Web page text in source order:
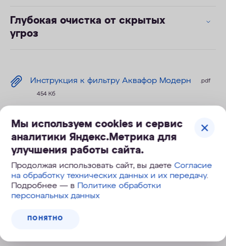
Глубокая очистка от скрытых
угроз
Инструкция к фильтру Аквафор Модерн .pdf
454 Кб
Технические характеристики
Ресурс, л 4000
Габариты 15,5 х 10,5 х 27,7
Мы используем cookies и сервис
аналитики Яндекс.Метрика для
улучшения работы сайта.
Продолжая использовать сайт, вы даетеСогласие
на обработку технических данных и их передачу.
Подробнее — в Политике обработки
персональных данных
ПОНЯТНО